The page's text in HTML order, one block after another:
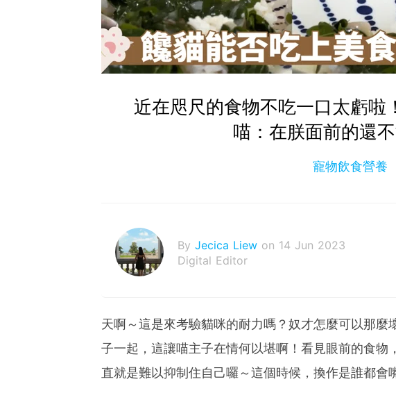
近在咫尺的食物不吃一口太虧啦
喵：在朕面前的還
寵物飲食營養
By Jecica Liew on 14 Jun 2023
Digital Editor
天啊～這是來考驗貓咪的耐力嗎？奴才怎麼可以那麼
子一起，這讓喵主子在情何以堪啊！看見眼前的食物
直就是難以抑制住自己囉～這個時候，換作是誰都會